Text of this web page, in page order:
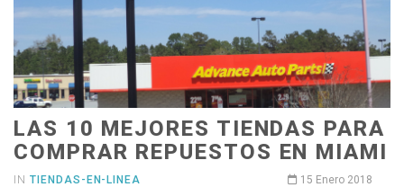
LAS 10 MEJORES TIENDAS PARA
COMPRAR REPUESTOS EN MIAMI
IN TIENDAS-EN-LINEA 15 Enero 2018